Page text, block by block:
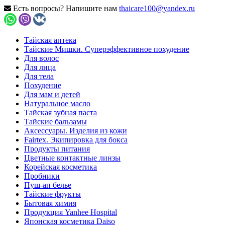
Есть вопросы? Напишите нам thaicare100@yandex.ru
Тайская аптека
Тайские Мишки. Суперэффективное похудение
Для волос
Для лица
Для тела
Похудение
Для мам и детей
Натуральное масло
Тайская зубная паста
Тайские бальзамы
Аксессуары. Изделия из кожи
Fairtex. Экипировка для бокса
Продукты питания
Цветные контактные линзы
Корейская косметика
Пробники
Пуш-ап белье
Тайские фрукты
Бытовая химия
Продукция Yanhee Hospital
Японская косметика Daiso